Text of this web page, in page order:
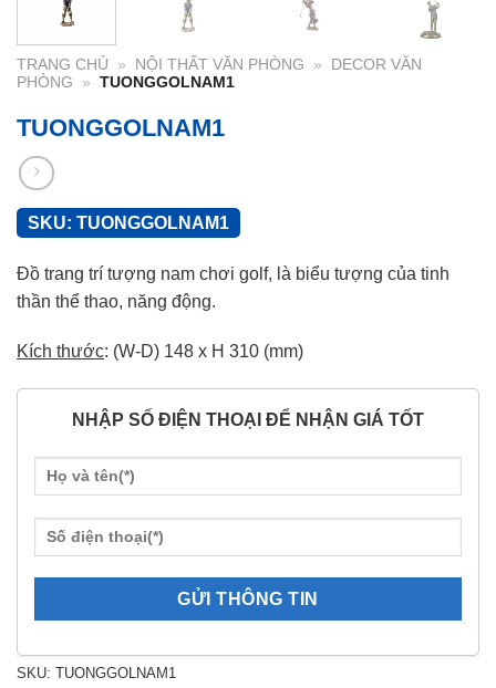
TRANG CHỦ » NỘI THẤT VĂN PHÒNG »
DECOR VĂN
PHÒNG
» TUONGGOLNAM1
TUONGGOLNAM1
SKU: TUONGGOLNAM1
Đồ trang trí tượng nam chơi golf, là biểu tượng của tinh
thần thể thao, năng động.
Kích thước: (W-D) 148 x H 310 (mm)
NHẬP SỐ ĐIỆN THOẠI ĐỂ NHẬN GIÁ TỐT
SKU: TUONGGOLNAM1